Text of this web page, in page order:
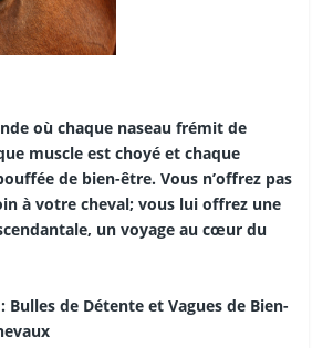
où chaque naseau frémit de
muscle est choyé et chaque
de bien-être. Vous n’offrez pas
à votre cheval; vous lui offrez une
un voyage au cœur du
Bulles de Détente et Vagues de Bien-